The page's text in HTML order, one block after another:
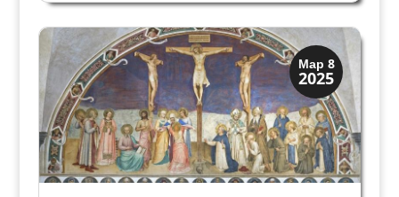
союз для Медичи, правящей семьи Флоренции,
которая продолжала обогащаться на торговле и
финансовых операциях....
Мар 8
2025
Святые и реликвии
Традиции